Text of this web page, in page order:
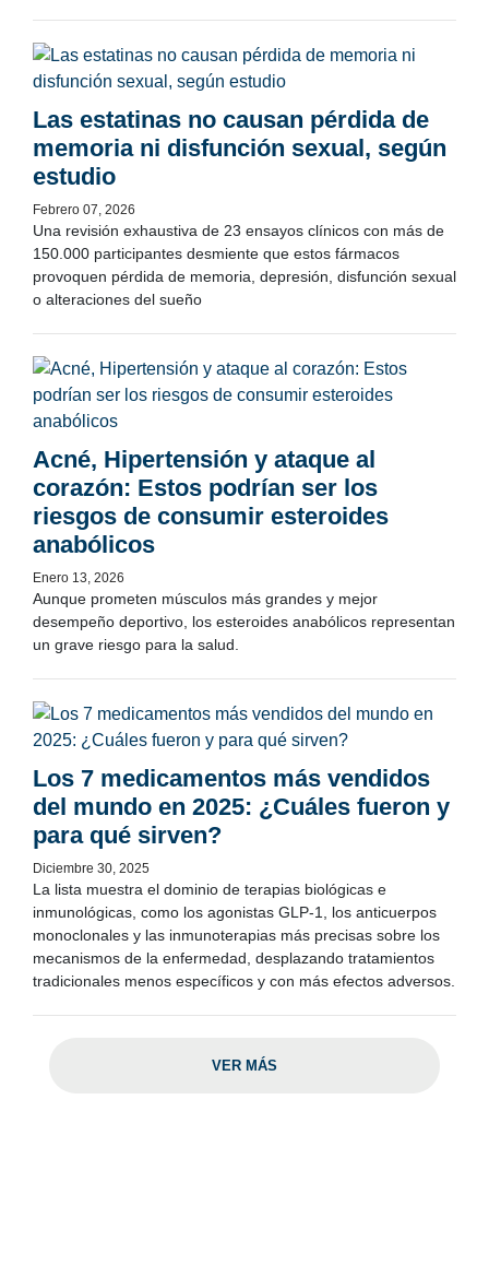
Las estatinas no causan pérdida de
memoria ni disfunción sexual, según
estudio
Febrero 07, 2026
Una revisión exhaustiva de 23 ensayos clínicos con más de
150.000 participantes desmiente que estos fármacos
provoquen pérdida de memoria, depresión, disfunción sexual
o alteraciones del sueño
Acné, Hipertensión y ataque al
corazón: Estos podrían ser los
riesgos de consumir esteroides
anabólicos
Enero 13, 2026
Aunque prometen músculos más grandes y mejor
desempeño deportivo, los esteroides anabólicos representan
un grave riesgo para la salud.
Los 7 medicamentos más vendidos
del mundo en 2025: ¿Cuáles fueron y
para qué sirven?
Diciembre 30, 2025
La lista muestra el dominio de terapias biológicas e
inmunológicas, como los agonistas GLP-1, los anticuerpos
monoclonales y las inmunoterapias más precisas sobre los
mecanismos de la enfermedad, desplazando tratamientos
tradicionales menos específicos y con más efectos adversos.
VER MÁS